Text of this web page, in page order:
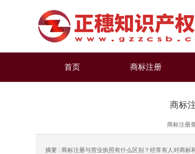
首页 商标注册
商标
商标注册
摘要 : 商标注册与营业执照有什么区别？经常有人对商